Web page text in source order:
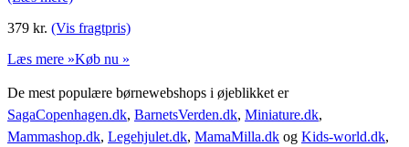
379 kr. (Vis fragtpris)
Læs mere »Køb nu »
De mest populære børnewebshops i øjeblikket er
SagaCopenhagen.dk, BarnetsVerden.dk, Miniature.dk,
Mammashop.dk, Legehjulet.dk, MamaMilla.dk og Kids-world.dk,